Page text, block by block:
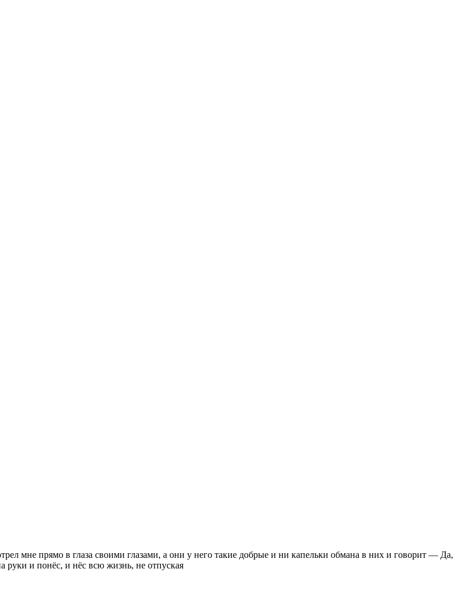
мне прямо в глаза своими глазами, а они у него такие добрые и ни капельки обмана в них и говорит — Да,
и понёс, и нёс всю жизнь, не отпуская